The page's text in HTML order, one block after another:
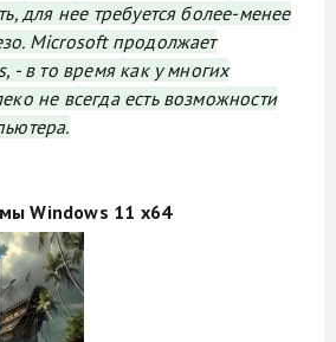
для нее требуется более-менее
Microsoft продолжает
- в то время как у многих
не всегда есть возможности
Windows 11 x64